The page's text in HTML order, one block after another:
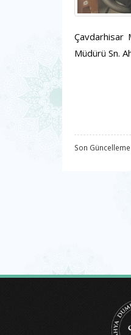
Çavdarhisar
Müdürü Sn.
Son